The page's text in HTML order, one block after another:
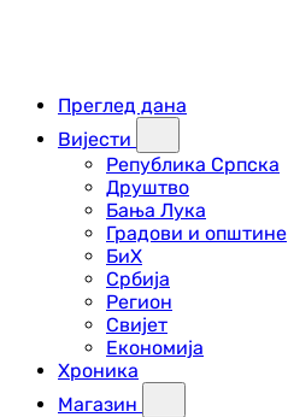
Преглед дана
Вијести
Република Српска
Друштво
Бања Лука
Градови и општине
БиХ
Србија
Регион
Свијет
Економија
Хроника
Магазин